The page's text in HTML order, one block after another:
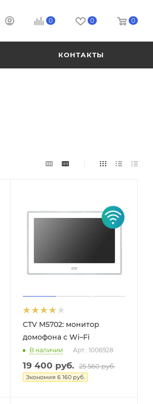
0 0 0
КОНТАКТЫ
CTV M5702: монитор
домофона с Wi–Fi
В наличии Арт.: 1006928
19 400 руб. 25 560руб.
Экономия 6 160руб.